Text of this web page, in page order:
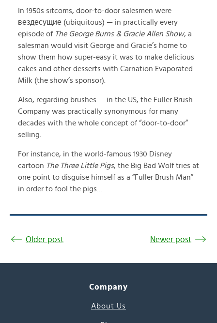
In 1950s sitcoms, door-to-door salesmen were
вездесущие (ubiquitous) — in practically every
episode of The George Burns & Gracie Allen Show, a
salesman would visit George and Gracie’s home to
show them how super-easy it was to make delicious
cakes and other desserts with Carnation Evaporated
Milk (the show’s sponsor).
Also, regarding brushes — in the US, the Fuller Brush
Company was practically synonymous for many
decades with the whole concept of “door-to-door”
selling.
For instance, in the world-famous 1930 Disney
cartoon The Three Little Pigs, the Big Bad Wolf tries at
one point to disguise himself as a “Fuller Brush Man”
in order to fool the pigs…
Older post Newer post
Company
About Us